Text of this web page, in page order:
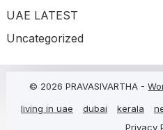
UAE LATEST
Uncategorized
© 2026 PRAVASIVARTHA -
living in uae
dubai kerala
Privacy